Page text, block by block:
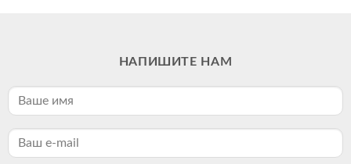
НАПИШИТЕ НАМ